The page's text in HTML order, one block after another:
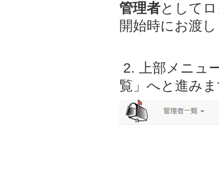
管理者として
開始時にお渡
2. 上部メニュ
覧」へと進み